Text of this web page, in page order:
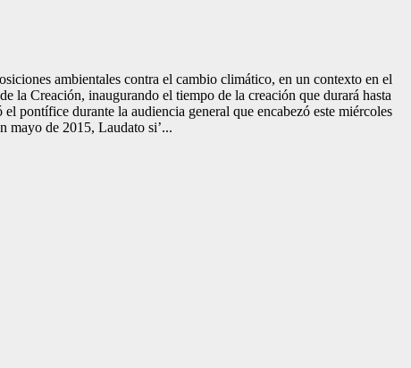
ambientales contra el cambio climático, en un contexto en el
la Creación, inaugurando el tiempo de la creación que durará hasta
pontífice durante la audiencia general que encabezó este miércoles
mayo de 2015, Laudato si’...